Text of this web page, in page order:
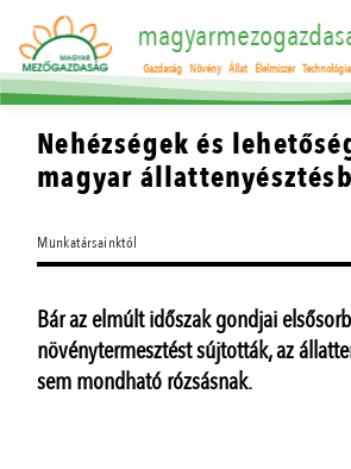
Gazdaság Növény Állat Élelmiszer Technológia
Nehézségek és
magyar
Munkatársainktól
Bár az elmúlt időszak gondjai
növénytermesztést sújtották, az
sem mondható rózsásnak.